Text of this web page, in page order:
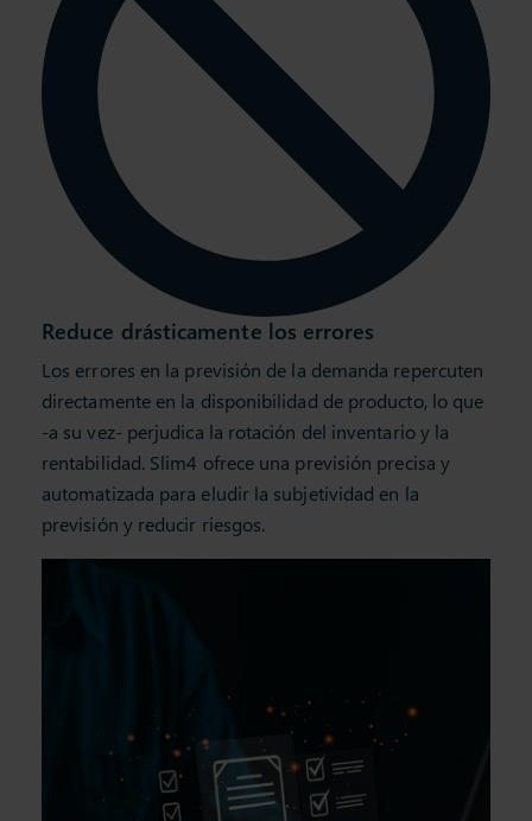
Reduce drásticamente los errores
Los errores en la previsión de la demanda repercuten
directamente en la disponibilidad de producto, lo que
-a su vez- perjudica la rotación del inventario y la
rentabilidad. Slim4 ofrece una previsión precisa y
automatizada para eludir la subjetividad en la
previsión y reducir riesgos.